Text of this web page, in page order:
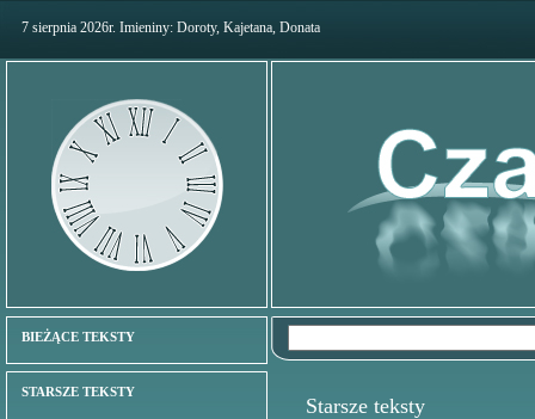
7 sierpnia 2026r. Imieniny: Doroty, Kajetana, Donata
BIEŻĄCE TEKSTY
STARSZE TEKSTY
Starsze teksty